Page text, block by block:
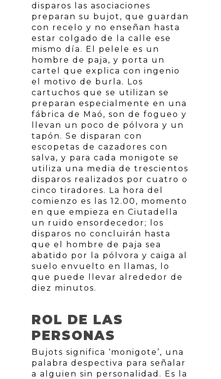
disparos las asociaciones
preparan su bujot, que guardan
con recelo y no enseñan hasta
estar colgado de la calle ese
mismo día. El pelele es un
hombre de paja, y porta un
cartel que explica con ingenio
el motivo de burla. Los
cartuchos que se utilizan se
preparan especialmente en una
fábrica de Maó, son de fogueo y
llevan un poco de pólvora y un
tapón. Se disparan con
escopetas de cazadores con
salva, y para cada monigote se
utiliza una media de trescientos
disparos realizados por cuatro o
cinco tiradores. La hora del
comienzo es las 12.00, momento
en que empieza en Ciutadella
un ruido ensordecedor; los
disparos no concluirán hasta
que el hombre de paja sea
abatido por la pólvora y caiga al
suelo envuelto en llamas, lo
que puede llevar alrededor de
diez minutos.
ROL DE LAS
PERSONAS
Bujots significa ‘monigote’, una
palabra despectiva para señalar
a alguien sin personalidad. Es la